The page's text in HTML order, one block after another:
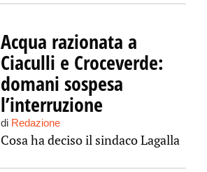
Acqua razionata a
Ciaculli e Croceverde:
domani sospesa
l’interruzione
di Redazione
Cosa ha deciso il sindaco Lagalla